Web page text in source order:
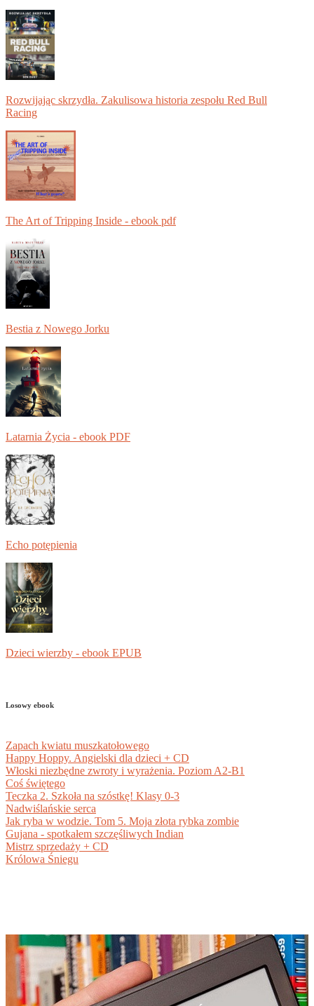
Rozwijając skrzydła. Zakulisowa historia zespołu Red Bull
Racing
The Art of Tripping Inside - ebook pdf
Bestia z Nowego Jorku
Latarnia Życia - ebook PDF
Echo potępienia
Dzieci wierzby - ebook EPUB
Losowy ebook
Zapach kwiatu muszkatołowego
Happy Hoppy. Angielski dla dzieci + CD
Włoski niezbędne zwroty i wyrażenia. Poziom A2-B1
Coś świętego
Teczka 2. Szkoła na szóstkę! Klasy 0-3
Nadwiślańskie serca
Jak ryba w wodzie. Tom 5. Moja złota rybka zombie
Gujana - spotkałem szczęśliwych Indian
Mistrz sprzedaży + CD
Królowa Śniegu